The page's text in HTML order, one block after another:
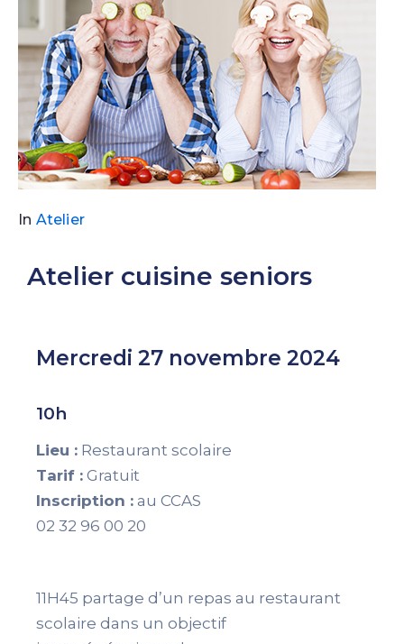
In Atelier
Atelier cuisine seniors
Mercredi 27 novembre 2024
10h
Lieu : Restaurant scolaire
Tarif : Gratuit
Inscription : au CCAS
02 32 96 00 20
11H45 partage d’un repas au restaurant
scolaire dans un objectif